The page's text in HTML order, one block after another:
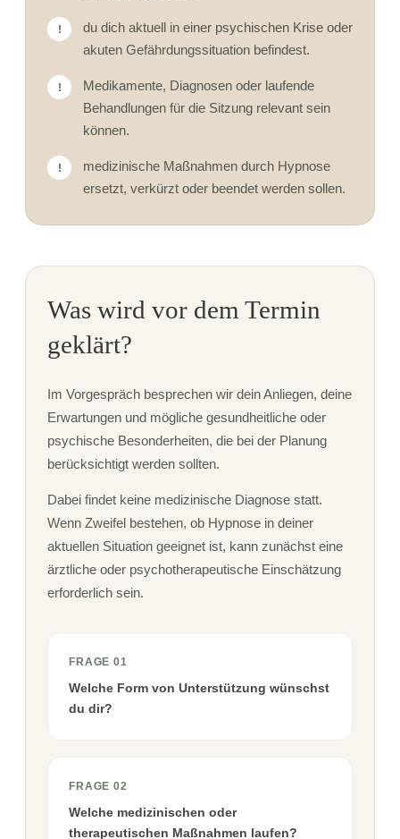
!
du dich aktuell in einer psychischen Krise oder
akuten Gefährdungssituation befindest.
!
Medikamente, Diagnosen oder laufende
Behandlungen für die Sitzung relevant sein
können.
!
medizinische Maßnahmen durch Hypnose
ersetzt, verkürzt oder beendet werden sollen.
Was wird vor dem Termin
geklärt?
Im Vorgespräch besprechen wir dein Anliegen, deine
Erwartungen und mögliche gesundheitliche oder
psychische Besonderheiten, die bei der Planung
berücksichtigt werden sollten.
Dabei findet keine medizinische Diagnose statt.
Wenn Zweifel bestehen, ob Hypnose in deiner
aktuellen Situation geeignet ist, kann zunächst eine
ärztliche oder psychotherapeutische Einschätzung
erforderlich sein.
FRAGE 01
Welche Form von Unterstützung wünschst
du dir?
FRAGE 02
Welche medizinischen oder
therapeutischen Maßnahmen laufen?